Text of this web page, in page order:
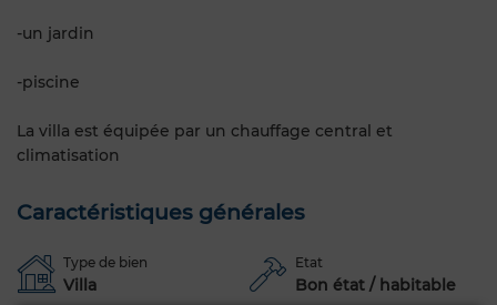
-un jardin
-piscine
La villa est équipée par un chauffage central et
climatisation
Caractéristiques générales
Type de bien
Villa
Etat
Bon état / habitable